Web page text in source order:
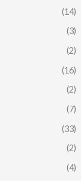
(14)
(3)
(2)
(16)
(2)
(7)
(33)
(2)
(4)